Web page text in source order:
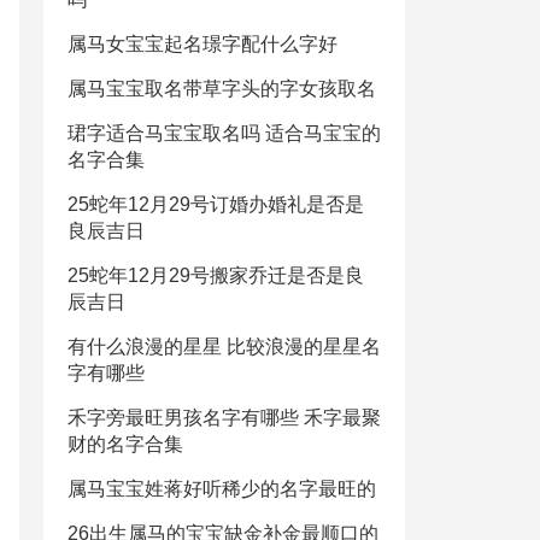
属马女宝宝起名璟字配什么字好
属马宝宝取名带草字头的字女孩取名
珺字适合马宝宝取名吗 适合马宝宝的
名字合集
25蛇年12月29号订婚办婚礼是否是
良辰吉日
25蛇年12月29号搬家乔迁是否是良
辰吉日
有什么浪漫的星星 比较浪漫的星星名
字有哪些
禾字旁最旺男孩名字有哪些 禾字最聚
财的名字合集
属马宝宝姓蒋好听稀少的名字最旺的
26出生属马的宝宝缺金补金最顺口的